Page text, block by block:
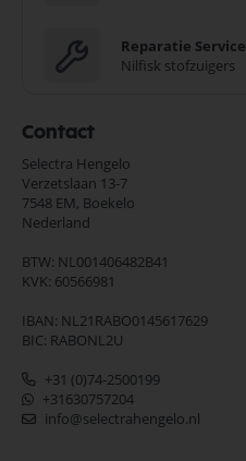
Reparatie Service
Nilfisk stofzuigers
Contact
Selectra Hengelo
Verzetslaan 13-7
7548 EM, Boekelo
Nederland
BTW: NL001406482B41
KVK: 60566981
IBAN: NL21RABO0145617629
BIC: RABONL2U
+31 (0)74-2500199
+31630757204
info@selectrahengelo.nl